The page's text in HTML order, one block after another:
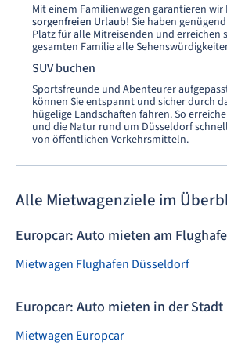
Mit einem Familienwagen garantieren wir
sorgenfreien Urlaub! Sie haben
Platz für alle Mitreisenden und erreichen
gesamten Familie alle
SUV buchen
Sportsfreunde und Abenteurer
können Sie entspannt und sicher durch
hügelige Landschaften fahren. So
und die Natur rund um Düsseldorf
von öffentlichen Verkehrsmitteln.
Alle Mietwagenziele im
Europcar: Auto mieten am
Mietwagen Flughafen Düsseldorf
Europcar: Auto mieten in der Stadt
Mietwagen Europcar